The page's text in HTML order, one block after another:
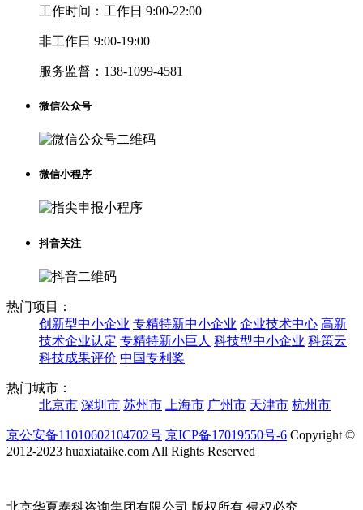
工作时间： 工作日 9:00-22:00
非工作日 9:00-19:00
服务监督： 138-1099-4581
微信公众号
微信小程序
抖音关注
热门项目：
创新型中小企业 专精特新中小企业 企业技术中心 高新
技术企业认定 专精特新小巨人 科技型中小企业 科策云
科技成果评价 中国专利奖
热门城市：
北京市 深圳市 苏州市 上海市 广州市 天津市 杭州市
京公安备11010602104702号 京ICP备17019550号-6 Copyright ©
2012-2023 huaxiataike.com All Rights Reserved
北京华夏泰科咨询集团有限公司 版权所有 侵权必究